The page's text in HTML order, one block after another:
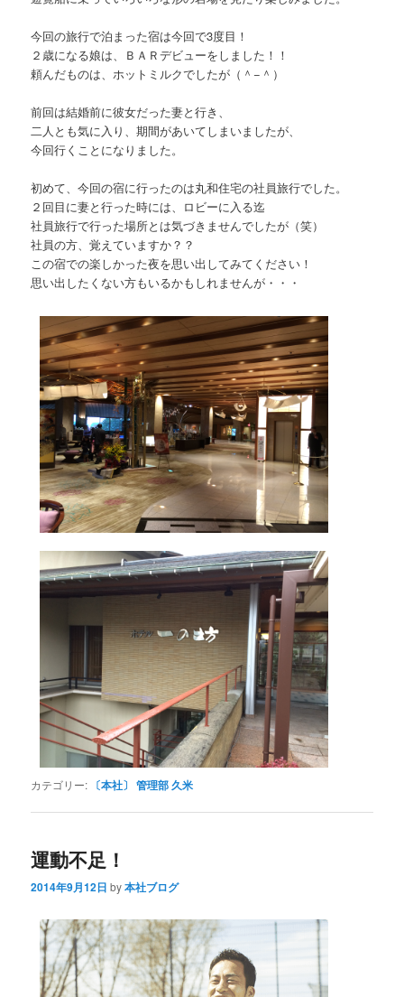
今回の旅行で泊まった宿は今回で3度目！
２歳になる娘は、ＢＡＲデビューをしました！！
頼んだものは、ホットミルクでしたが（＾−＾）
前回は結婚前に彼女だった妻と行き、
二人とも気に入り、期間があいてしまいましたが、
今回行くことになりました。
初めて、今回の宿に行ったのは丸和住宅の社員旅行でした。
２回目に妻と行った時には、ロビーに入る迄
社員旅行で行った場所とは気づきませんでしたが（笑）
社員の方、覚えていますか？？
この宿での楽しかった夜を思い出してみてください！
思い出したくない方もいるかもしれませんが・・・
カテゴリー: 〔本社〕 管理部 久米
運動不足！
2014年9月12日 by本社ブログ